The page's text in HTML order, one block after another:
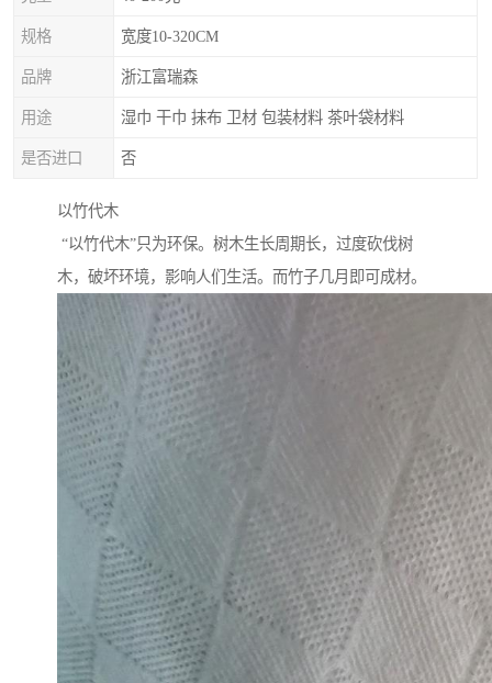
规格 宽度10-320CM
品牌 浙江富瑞森
用途 湿巾 干巾 抹布 卫材 包装材料 茶叶袋材料
是否进口 否
以竹代木
“以竹代木”只为环保。树木生长周期长，过度砍伐树
木，破坏环境，影响人们生活。而竹子几月即可成材。